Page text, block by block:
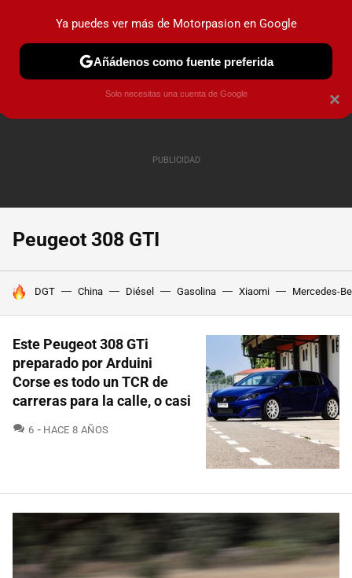
PRUEBAS COCHES ELÉCTRICOS OBSERVATORIO
Peugeot 308 GTI
HOY SE HABLA DE
DGT China Diésel Gasolina Xiaomi Mercedes-
Este Peugeot 308 GTi
preparado por Arduini
Corse es todo un TCR de
carreras para la calle, o casi
6 COMENTARIOS
HACE 8 AÑOS
×
Ya puedes ver más de Motorpasion en Google
Añádenos como fuente preferida
Solo necesitas una cuenta de Google